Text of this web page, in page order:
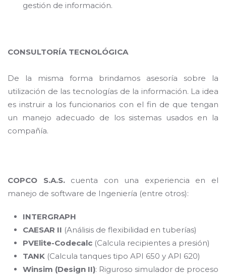
gestión de información.
CONSULTORÍA TECNOLÓGICA
De la misma forma brindamos asesoría sobre la
utilización de las tecnologías de la información. La idea
es instruir a los funcionarios con el fin de que tengan
un manejo adecuado de los sistemas usados en la
compañía.
COPCO S.A.S.cuenta con una experiencia en el
manejo de software de Ingeniería (entre otros):
INTERGRAPH
CAESAR II (Análisis de flexibilidad en tuberías)
PVElite-Codecalc (Calcula recipientes a presión)
TANK (Calcula tanques tipo API 650 y API 620)
Winsim (Design II): Riguroso simulador de proceso